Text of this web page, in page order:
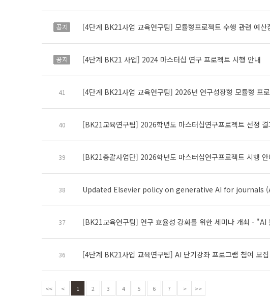
공지 [4단계 BK21사업 교육연구팀] 모듈형프로젝트 수행 관련 예산
공지 [4단계 BK21 사업] 2024 마스터십 연구 프로젝트 시행 안내
41 [4단계 BK21사업 교육연구팀] 2026년 연구성장형 모듈형 프
40 [BK21교육연구팀] 2026학년도 마스터십연구프로젝트 선정 결
39 [BK21총괄사업단] 2026학년도 마스터십연구프로젝트 시행 안
38 Updated Elsevier policy on generative AI for journals
37 [BK21교육연구팀] 연구 효율성 강화를 위한 세미나 개최 - "AI
36 [4단계 BK21사업 교육연구팀] AI 단기강좌 프로그램 쳠여 모집
<< < 1 2 3 4 5 6 7 > >>